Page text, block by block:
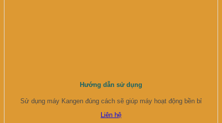
Hướng dẫn sử dụng
Sử dụng máy Kangen đúng cách sẽ giúp máy hoạt động bền bỉ
Liên hệ